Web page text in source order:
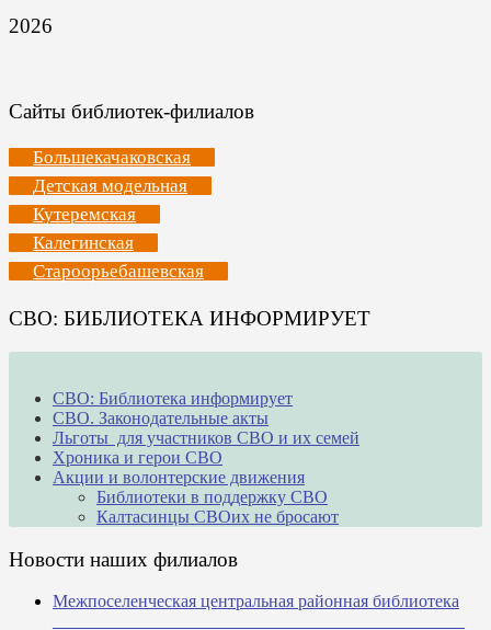
2026
Сайты библиотек-филиалов
Большекачаковская
Детская модельная
Кутеремская
Калегинская
Староорьебашевская
СВО: БИБЛИОТЕКА ИНФОРМИРУЕТ
СВО: Библиотека информирует
СВО. Законодательные акты
Льготы для участников СВО и их семей
Хроника и герои СВО
Акции и волонтерские движения
Библиотеки в поддержку СВО
Калтасинцы СВОих не бросают
Новости наших филиалов
Межпоселенческая центральная районная библиотека